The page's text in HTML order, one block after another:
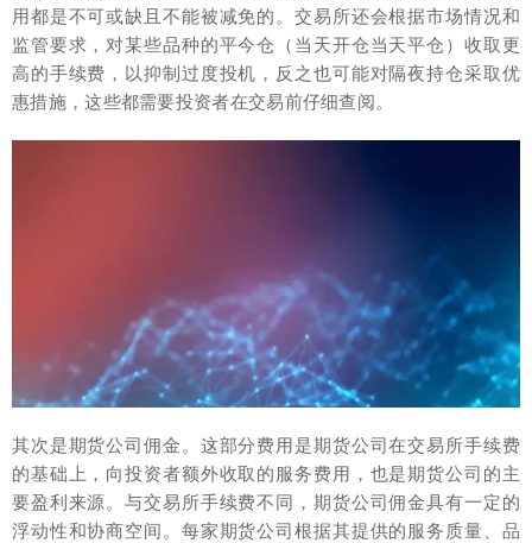
用都是不可或缺且不能被减免的。交易所还会根据市场情况和
监管要求，对某些品种的平今仓（当天开仓当天平仓）收取更
高的手续费，以抑制过度投机，反之也可能对隔夜持仓采取优
惠措施，这些都需要投资者在交易前仔细查阅。
其次是期货公司佣金。这部分费用是期货公司在交易所手续费
的基础上，向投资者额外收取的服务费用，也是期货公司的主
要盈利来源。与交易所手续费不同，期货公司佣金具有一定的
浮动性和协商空间。每家期货公司根据其提供的服务质量、品